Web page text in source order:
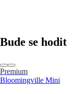
Bude se hodit
Premium
Bloomingville Mini